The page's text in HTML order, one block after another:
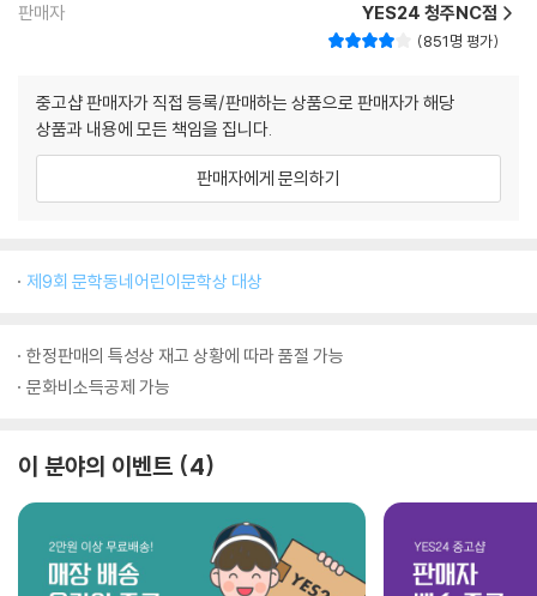
판매자 YES24 청주NC점
851명 평가
중고샵 판매자가 직접 등록/판매하는 상품으로 판매자가 해당
상품과 내용에 모든 책임을 집니다.
판매자에게 문의하기
제9회 문학동네어린이문학상 대상
한정판매의 특성상 재고 상황에 따라 품절 가능
문화비소득공제 가능
이 분야의 이벤트 4